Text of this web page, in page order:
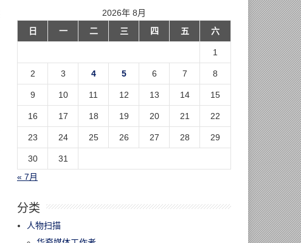
2026年 8月
日
一 二 三 四 五 六
1
2 3 4 5 6 7 8
9 10 11 12 13 14 15
16 17 18 19 20 21 22
23 24 25 26 27 28 29
30
31
« 7月
分类
人物扫描